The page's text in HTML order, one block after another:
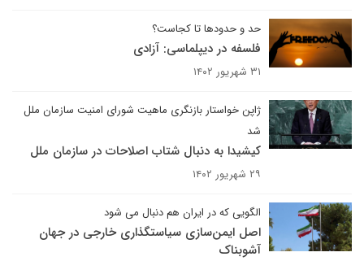
حد و حدودها تا کجاست؟
فلسفه در دیپلماسی: آزادی
۳۱ شهریور ۱۴۰۲
ژاپن خواستار بازنگری ماهیت شورای امنیت سازمان ملل
شد
کیشیدا به دنبال شتاب اصلاحات در سازمان ملل
۲۹ شهریور ۱۴۰۲
الگویی که در ایران هم دنبال می شود
اصل ایمن‌سازی سیاستگذاری خارجی در جهان
آشوبناک